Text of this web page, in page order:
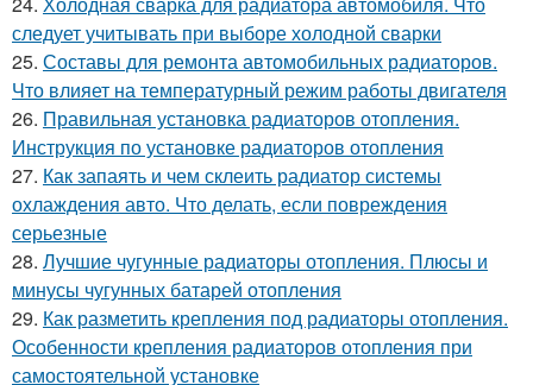
следует учитывать при выборе холодной сварки
25. Составы для ремонта автомобильных радиаторов.
Что влияет на температурный режим работы двигателя
26. Правильная установка радиаторов отопления.
Инструкция по установке радиаторов отопления
27. Как запаять и чем склеить радиатор системы
охлаждения авто. Что делать, если повреждения
серьезные
28. Лучшие чугунные радиаторы отопления. Плюсы и
минусы чугунных батарей отопления
29. Как разметить крепления под радиаторы отопления.
Особенности крепления радиаторов отопления при
самостоятельной установке